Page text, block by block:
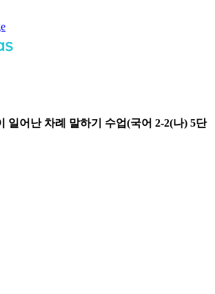
일어난 차례 말하기 수업(국어 2-2(나) 5단